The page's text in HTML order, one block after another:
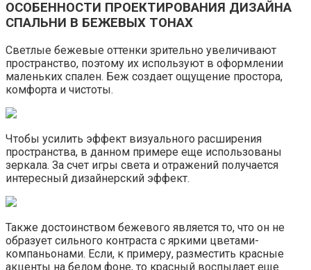
ОСОБЕННОСТИ ПРОЕКТИРОВАНИЯ ДИЗАЙНА
СПАЛЬНИ В БЕЖЕВЫХ ТОНАХ
Светлые бежевые оттенки зрительно увеличивают
пространство, поэтому их используют в оформлении
маленьких спален. Беж создает ощущение простора,
комфорта и чистоты.
Чтобы усилить эффект визуального расширения
пространства, в данном примере еще использованы
зеркала. За счет игры света и отражений получается
интересный дизайнерский эффект.
Также достоинством бежевого является то, что он не
образует сильного контраста с яркими цветами-
компаньонами. Если, к примеру, разместить красные
акценты на белом фоне, то красный воспылает еще